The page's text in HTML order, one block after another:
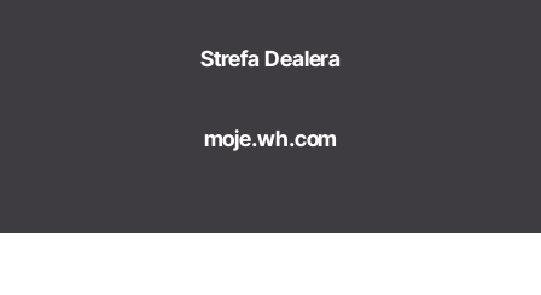
Strefa Dealera
moje.wh.com